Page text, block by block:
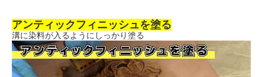
アンティックフィニッシュを塗る
溝に染料が入るようにしっかり塗る